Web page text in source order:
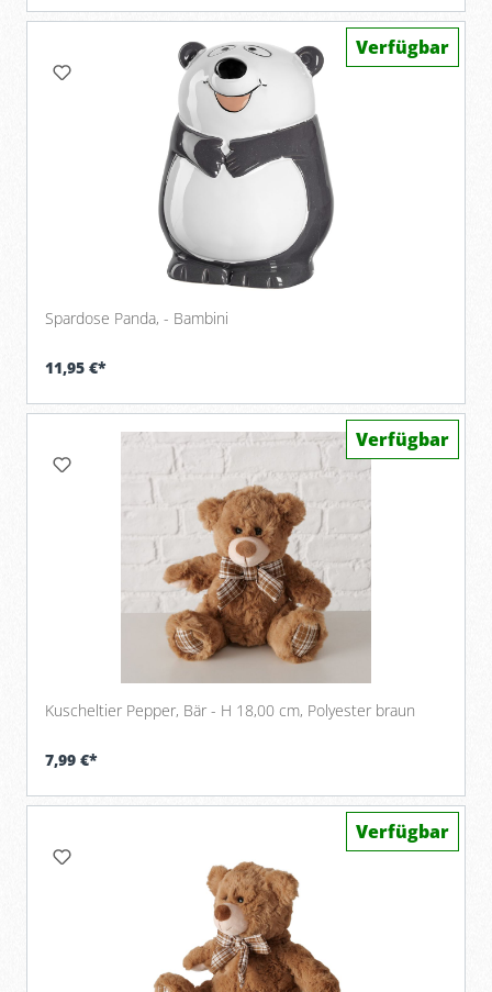
Spardose Panda, - Bambini
11,95 €*
Verfügbar
Kuscheltier Pepper, Bär - H 18,00 cm, Polyester braun
7,99 €*
Verfügbar
Verfügbar